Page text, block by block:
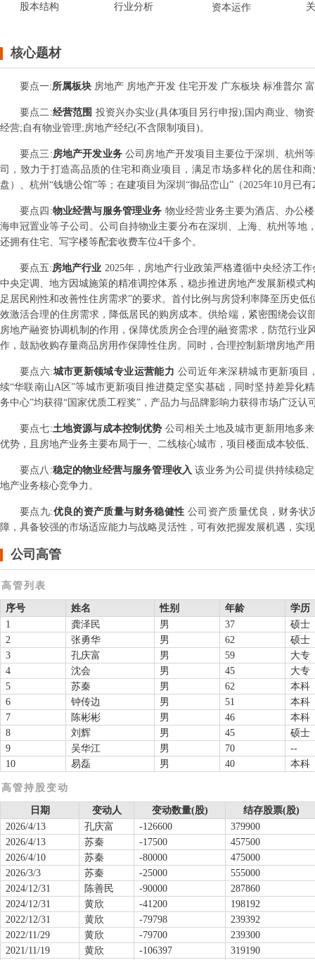
股本结构 行业分析 资本运作
核心题材
要点一:所属板块 房地产 房地产开发 住宅开发 广东板块 标准普尔
要点二:经营范围 投资兴办实业(具体项目另行申报);国内商业、物
经营;自有物业管理;房地产经纪(不含限制项目)。
要点三 :房地产开发业务公司房地产开发项目主要位于深圳、杭州
司，致力于打造高品质的住宅和商业项目，满足市场多样化的居住和
盘）、杭州“钱塘公馆”等；在建项目为深圳“御品峦山”（2025年10月已
要点 四 :物业经营与服务管理业务 物业经营业务主要为酒店、办公
海申冠置业等子公司。公司自持物业主要分布在深圳、上海、杭州等
还拥有住宅、写字楼等配套收费车位4千多个。
要点五:房地产行业 2025年，房地产行业政策严格遵循中央经济工
中央定调、地方因城施策的精准调控体系，稳步推进房地产发展新模式
足居民刚性和改善性住房需求”的要求。首付比例与房贷利率降至历史
效激活合理的住房需求，降低居民的购房成本。供给端，紧密围绕会
房地产融资协调机制的作用，保障优质房企合理的融资需求，防范行
作，鼓励收购存量商品房用作保障性住房。同时，合理控制新增房地产
要点六:城市更新领域专业运营能力 公司近年来深耕城市更新项目
续“华联南山A区”等城市更新项目推进奠定坚实基础，同时坚持差异化
务中心”均获得“国家优质工程奖”，产品力与品牌影响力获得市场广泛认
要点七:土地资源与成本控制优势 公司相关土地及城市更新用地多
优势，且房地产业务主要布局于一、二线核心城市，项目楼面成本较低
要点 八 :稳定的物业经营与服务管理收入该业务为公司提供持续稳
地产业务核心竞争力。
要点 九:优良的资产质量与财务稳健性 公司资产质量优良，财务状
障，具备较强的市场适应能力与战略灵活性，可有效把握发展机遇，实
公司高管
高管列表
序号 姓名 性别 年龄
学历
1
龚泽民 男 37
硕士
2
张勇华 男 62
硕士
3
孔庆富 男 59
大专
4
沈会 男 45
大专
5
苏秦 男 62
本科
6
钟传边 男 51
本科
7
陈彬彬 男 46
本科
8
刘辉 男 45
硕士
9
吴华江 男 70
--
10
易磊 男 40 本科
高管持股变动
日期 变动人 变动数量(股)
结存股票(股)
2026/4/13
孔庆富 -126600
379900
2026/4/13
苏秦 -17500
457500
2026/4/10
苏秦 -80000
475000
2026/3/3
苏秦 -25000
555000
2024/12/31
陈善民 -90000
287860
2024/12/31
黄欣 -41200
198192
2022/12/31
黄欣 -79798
239392
2022/11/29
黄欣 -79700
239300
2021/11/19
黄欣 -106397
319190